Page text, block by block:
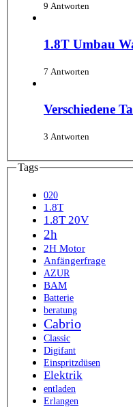
9 Antworten
1.8T Umbau
7 Antworten
Verschiedene
3 Antworten
Tags
020
1.8T
1.8T 20V
2h
2H Motor
Anfängerfrage
AZUR
BAM
Batterie
beratung
Cabrio
Classic
Digifant
Einspritzdüsen
Elektrik
entladen
Erlangen